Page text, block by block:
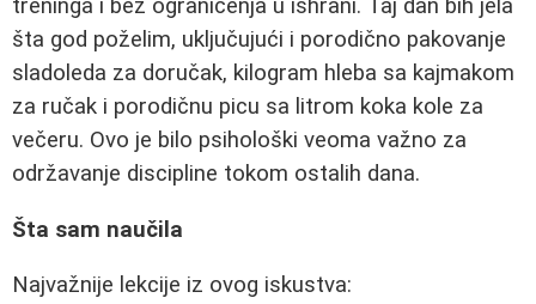
treninga i bez ograničenja u ishrani. Taj dan bih jela
šta god poželim, uključujući i porodično pakovanje
sladoleda za doručak, kilogram hleba sa kajmakom
za ručak i porodičnu picu sa litrom koka kole za
večeru. Ovo je bilo psihološki veoma važno za
održavanje discipline tokom ostalih dana.
Šta sam naučila
Najvažnije lekcije iz ovog iskustva: